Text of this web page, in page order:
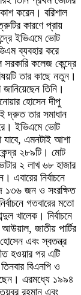
করেন। বরিশাল
কারণে প্রায়
ইভিএমে ভোট
ব্যবহার করে
কলেজ কেন্দ্রে
তার কাছে নতুন।
তিনি।
হোসেন দীপু
দ্রুত তার সমাধান
ইভিএমে ভোট
এমনটাই আশা
২৮৯টি। মোট
২ লাখ ৬৮ হাজার
নির্বাচনে
১৩৬ জন ও সংরক্ষিত
গতবারের মতো
খালেক। নির্বাচনে
জাতীয় পার্টির
এবং স্বতন্ত্র
হওয়ার পর এটি
বিএনপি ও
এরমধ্যে ১৯৯৪
রহমান এবং